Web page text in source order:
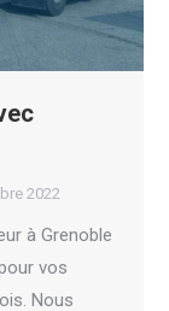
2022
à Grenoble
vos
Nous